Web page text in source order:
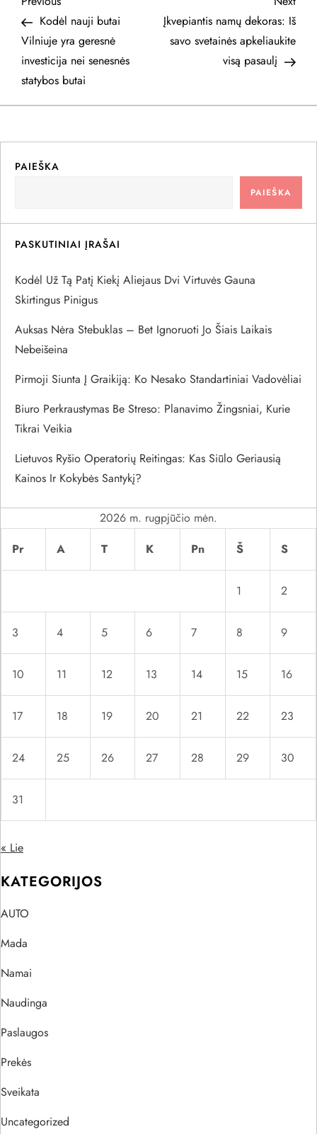
N
a
v
i
g
a
i
j
a
t
a
r
p
į
r
a
š
ų
Post Kodėl nauji butai
Vilniuje yra geresnė
investicija nei senesnės
statybos butai
Post
Įkvepiantis namų dekoras: Iš
savo svetainės apkeliaukite
visą pasaulį
PAIEŠKA
PAIEŠKA
PASKUTINIAI ĮRAŠAI
Kodėl Už Tą Patį Kiekį Aliejaus Dvi Virtuvės Gauna
Skirtingus Pinigus
Auksas Nėra Stebuklas – Bet Ignoruoti Jo Šiais Laikais
Nebeišeina
Pirmoji Siunta Į Graikiją: Ko Nesako Standartiniai Vadovėliai
Biuro Perkraustymas Be Streso: Planavimo Žingsniai, Kurie
Tikrai Veikia
Lietuvos Ryšio Operatorių Reitingas: Kas Siūlo Geriausią
Kainos Ir Kokybės Santykį?
2026 m. rugpjūčio mėn.
Pr
A T K Pn Š S
1 2
3 4 5 6 7 8 9
10 11 12 13 14 15 16
17 18 19 20 21 22 23
24 25 26 27 28 29 30
31
« Lie
KATEGORIJOS
AUTO
Mada
Namai
Naudinga
Paslaugos
Prekės
Sveikata
Uncategorized